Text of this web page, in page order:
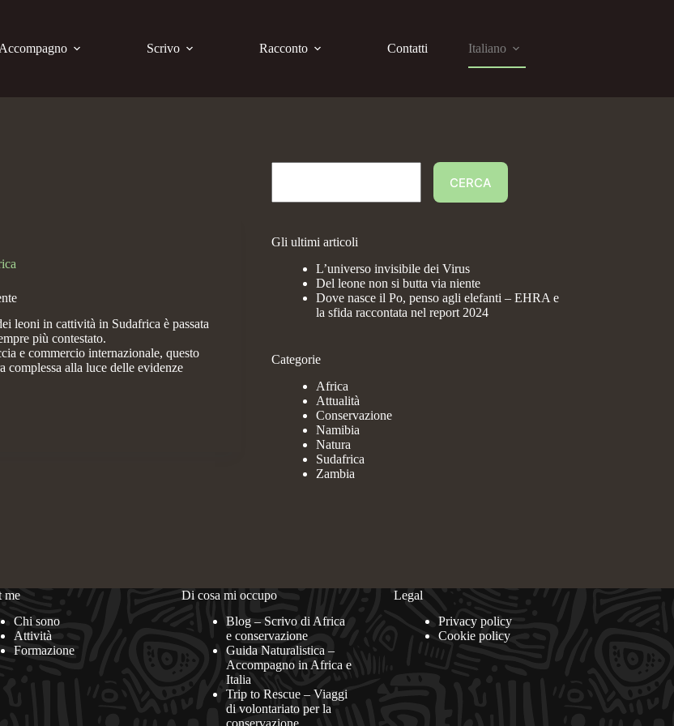
Accompagno Scrivo Racconto Contatti Italiano
leoni in cattività in Sudafrica è passata
più contestato.
e commercio internazionale, questo
complessa alla luce delle evidenze
CERCA
Gli ultimi articoli
L’universo invisibile dei Virus
Del leone non si butta via niente
Dove nasce il Po, penso agli elefanti – EHRA e
la sfida raccontata nel report 2024
Categorie
Africa
Attualità
Conservazione
Namibia
Natura
Sudafrica
Zambia
me
Chi sono
Attività
Formazione
Di cosa mi occupo
Blog – Scrivo di Africa
e conservazione
Guida Naturalistica –
Accompagno in Africa e
Italia
Trip to Rescue – Viaggi
di volontariato per la
Legal
Privacy policy
Cookie policy